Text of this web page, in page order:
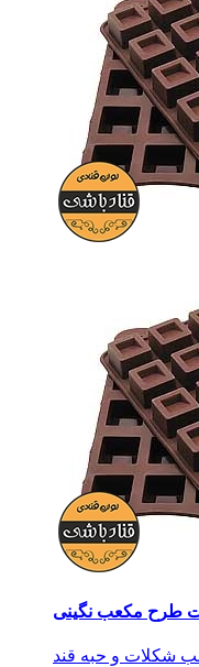
طرح مکعب نگینی
شکلات و حبه قند